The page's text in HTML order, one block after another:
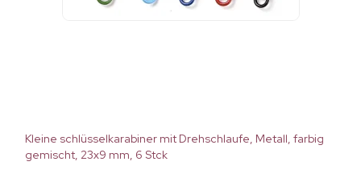
Kleine schlüsselkarabiner mit Drehschlaufe, Metall, farbig
gemischt, 23x9 mm, 6 Stck